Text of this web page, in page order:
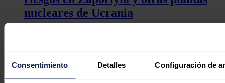
Consentimiento Detalles Configuración de
nucleares de Ucrania
Deja tu comentario